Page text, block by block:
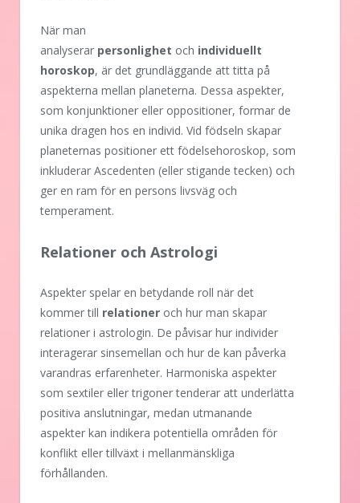
När man
analyserar personlighet och individuellt
horoskop, är det grundläggande att titta på
aspekterna mellan planeterna. Dessa aspekter,
som konjunktioner eller oppositioner, formar de
unika dragen hos en individ. Vid födseln skapar
planeternas positioner ett födelsehoroskop, som
inkluderar Ascedenten (eller stigande tecken) och
ger en ram för en persons livsväg och
temperament.
Relationer och Astrologi
Aspekter spelar en betydande roll när det
kommer till relationer och hur man skapar
relationer i astrologin. De påvisar hur individer
interagerar sinsemellan och hur de kan påverka
varandras erfarenheter. Harmoniska aspekter
som sextiler eller trigoner tenderar att underlätta
positiva anslutningar, medan utmanande
aspekter kan indikera potentiella områden för
konflikt eller tillväxt i mellanmänskliga
förhållanden.